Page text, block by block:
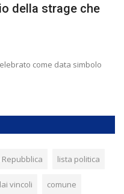
della strage che
come data simbolo
lista politica
vincoli comune